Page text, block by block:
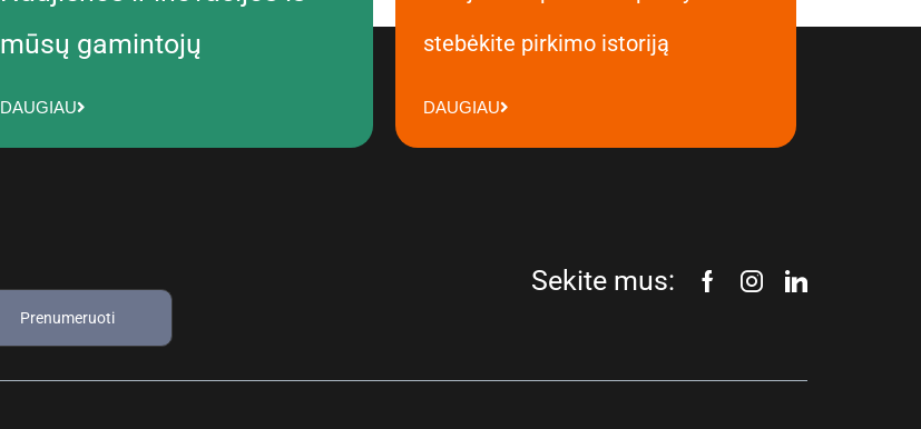
mūsų gamintojų
DAUGIAU
stebėkite pirkimo istoriją
DAUGIAU
Prenumeruoti
Sekite mus: